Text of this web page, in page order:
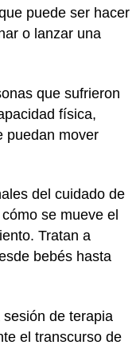
puede ser hacer
o lanzar una
que sufrieron
física,
puedan mover
del cuidado de
se mueve el
Tratan a
bebés hasta
de terapia
el transcurso de